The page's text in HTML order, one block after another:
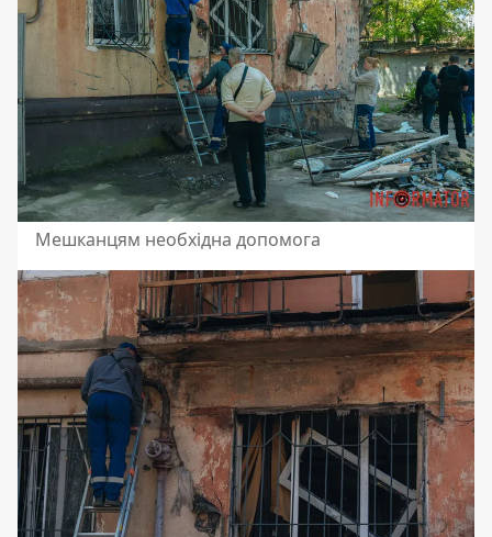
Мешканцям необхідна допомога